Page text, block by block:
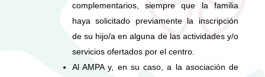
complementarios, siempre que la familia
haya solicitado previamente la inscripción
de su hijo/a en alguna de las actividades y/o
servicios ofertados por el centro.
Al AMPA y, en su caso, a la asociación de